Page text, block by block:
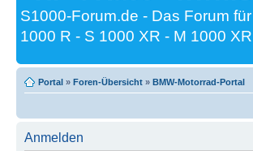
S1000-Forum.de - Das Forum
1000 R - S 1000 XR - M 1000 XR
Portal » Foren-Übersicht » BMW-Motorrad-Portal
Anmelden